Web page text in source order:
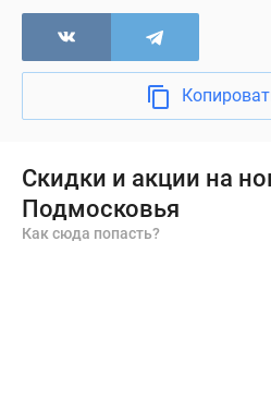
Скидки и акции на
Подмосковья
Как сюда попасть?